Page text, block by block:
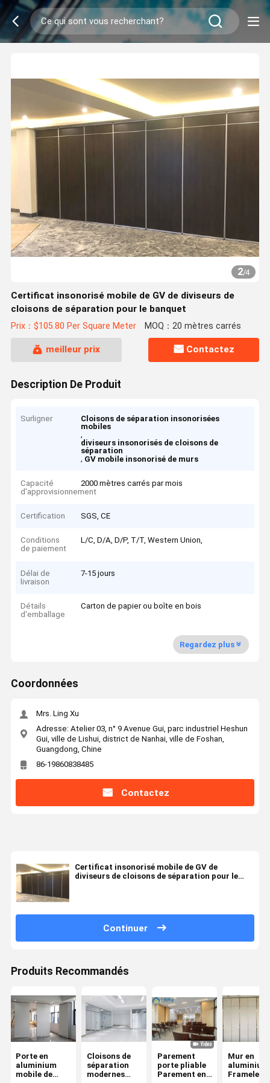
2/4
Certificat insonorisé mobile de GV de diviseurs de
cloisons de séparation pour le banquet
Prix：$105.80 Per Square Meter MOQ：20 mètres carrés
meilleur prix Contactez
Description De Produit
Surligner
Cloisons de séparation insonorisées
mobiles
,
diviseurs insonorisés de cloisons de
séparation
, GV mobile insonorisé de murs
Capacité
d'approvisionnement
2000 mètres carrés par mois
Certification SGS, CE
Conditions
de paiement
L/C, D/A, D/P, T/T, Western Union,
Délai de
livraison
7-15 jours
Détails
d'emballage
Carton de papier ou boîte en bois
Regardez plus
Coordonnées
Mrs. Ling Xu
Adresse: Atelier 03, n° 9 Avenue Gui, parc industriel Heshun
Gui, ville de Lishui, district de Nanhai, ville de Foshan,
Guangdong, Chine
86-19860838485
Contactez
Certificat insonorisé mobile de GV de
diviseurs de cloisons de séparation pour le
Continuer
Produits Recommandés
Porte en
aluminium
mobile de
Cloisons de
séparation
modernes
Parement
porte pliable
Parement en
Mur en
aluminium
Frameless